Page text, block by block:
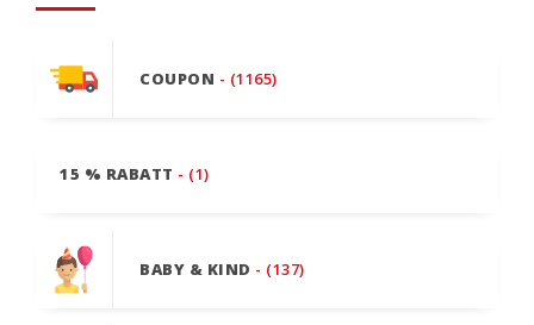
COUPON - (1165)
15 % RABATT - (1)
BABY & KIND - (137)